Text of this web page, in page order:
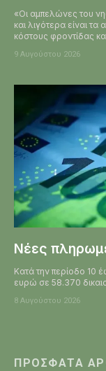
«Οι αμπελώνες του νησιού
και λιγότερα είναι
κόστους φροντίδας
9 Αυγούστου 2026
Νέες
Κατά την περίοδο 10
ευρώ σε 58.370
8 Αυγούστου 2026
ΠΡΌΣΦΑΤΑ